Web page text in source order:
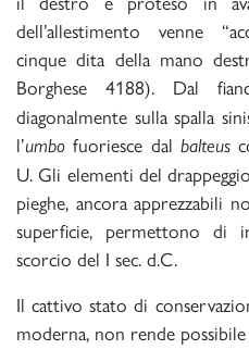
dell’allestimento venne
cinque dita della mano
Borghese 4188). Dal
diagonalmente sulla spalla
l’umbo fuoriesce dal balteus
U. Gli elementi del
pieghe, ancora apprezzabili
superficie, permettono di
scorcio del I sec. d.C.
Il cattivo stato di
moderna, non rende possibile